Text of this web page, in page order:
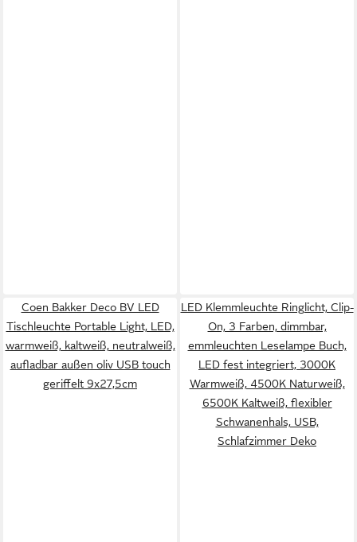
Coen Bakker Deco BV LED
Tischleuchte Portable Light, LED,
warmweiß, kaltweiß, neutralweiß,
aufladbar außen oliv USB touch
geriffelt 9x27,5cm
LED Klemmleuchte Ringlicht, Clip-
On, 3 Farben, dimmbar,
emmleuchten Leselampe Buch,
LED fest integriert, 3000K
Warmweiß, 4500K Naturweiß,
6500K Kaltweiß, flexibler
Schwanenhals, USB,
Schlafzimmer Deko